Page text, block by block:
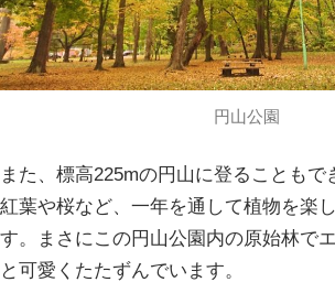
円山公園
また、標高225mの円山に登ることもで
紅葉や桜など、一年を通して植物を楽
す。まさにこの円山公園内の原始林で
と可愛くたたずんでいます。